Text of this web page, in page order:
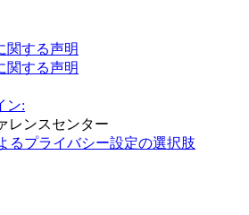
関する声明
関する声明
ン:
レンスセンター
るプライバシー設定の選択肢